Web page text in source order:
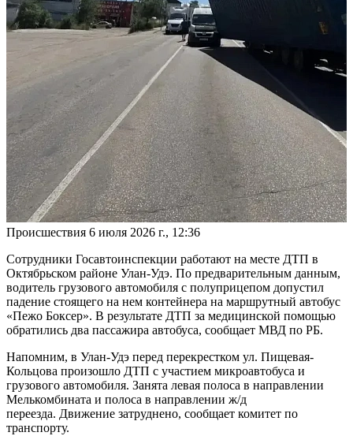
Происшествия 6 июля 2026 г., 12:36
Сотрудники Госавтоинспекции работают на месте ДТП в
Октябрьском районе Улан-Удэ. По предварительным данным,
водитель грузового автомобиля с полуприцепом допустил
падение стоящего на нем контейнера на маршрутный автобус
«Пежо Боксер». В результате ДТП за медицинской помощью
обратились два пассажира автобуса, сообщает МВД по РБ.
Напомним, в Улан-Удэ перед перекрестком ул. Пищевая-
Кольцова произошло ДТП с участием микроавтобуса и
грузового автомобиля. Занята левая полоса в направлении
Мелькомбината и полоса в направлении ж/д
переезда. Движение затруднено, сообщает комитет по
транспорту.